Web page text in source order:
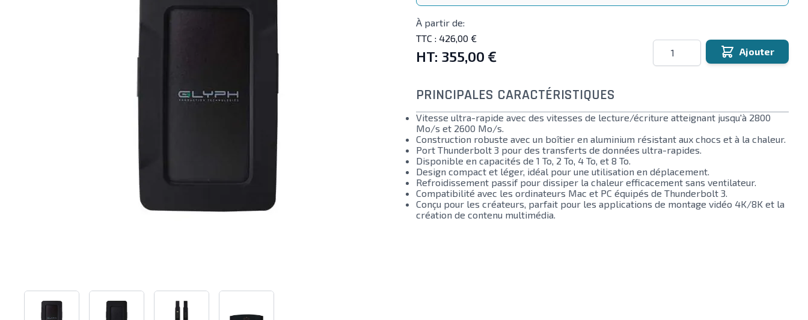
À partir de:
TTC : 426,00 €
HT: 355,00 €
Quantité Ajouter
PRINCIPALES CARACTÉRISTIQUES
Vitesse ultra-rapide avec des vitesses de lecture/écriture atteignant jusqu'à 2800
Mo/s et 2600 Mo/s.
Construction robuste avec un boîtier en aluminium résistant aux chocs et à la chaleur.
Port Thunderbolt 3 pour des transferts de données ultra-rapides.
Disponible en capacités de 1 To, 2 To, 4 To, et 8 To.
Design compact et léger, idéal pour une utilisation en déplacement.
Refroidissement passif pour dissiper la chaleur efficacement sans ventilateur.
Compatibilité avec les ordinateurs Mac et PC équipés de Thunderbolt 3.
Conçu pour les créateurs, parfait pour les applications de montage vidéo 4K/8K et la
création de contenu multimédia.